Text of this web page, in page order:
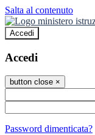
Salta al contenuto
Accedi
Accedi
button close ×
Password dimenticata?